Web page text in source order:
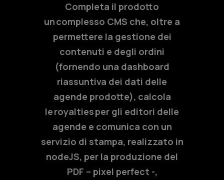
Completa il prodotto
un complesso CMS che, oltre a
permettere la gestione dei
contenuti e degli ordini
(fornendo una dashboard
riassuntiva dei dati delle
agende prodotte), calcola
le royalties per gli editori delle
agende e comunica con un
servizio di stampa, realizzato in
nodeJS, per la produzione del
PDF – pixel perfect -,